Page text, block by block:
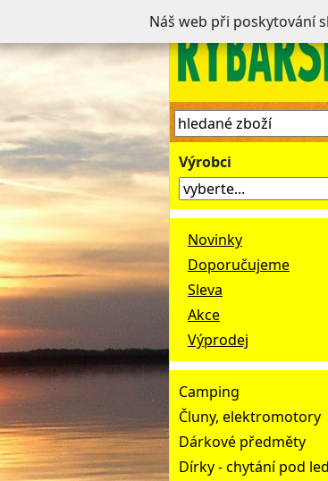
Výrobci
Novinky
Doporučujeme
Sleva
Akce
Výprodej
Camping
Čluny, elektromotory
Dárkové předměty
Dírky - chytání pod
Náš web při poskytování